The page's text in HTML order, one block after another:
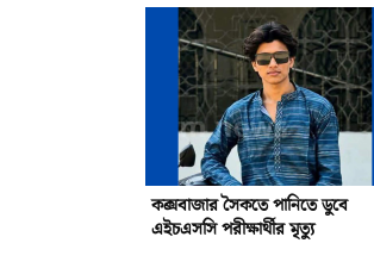
কক্সবাজার সৈকতে পানিতে ডুবে
এইচএসসি পরীক্ষার্থীর মৃত্যু